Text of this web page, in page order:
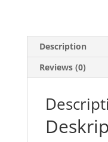
Description
Reviews (0)